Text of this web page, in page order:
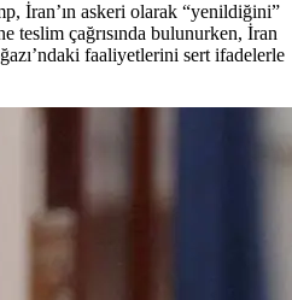
İran’ın askeri olarak “yenildiğini”
teslim çağrısında bulunurken, İran
faaliyetlerini sert ifadelerle